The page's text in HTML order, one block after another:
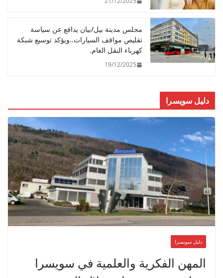
مجلس مدينة بيل/بيان يدافع عن سياسة
تقليص مواقف السيارات..ويؤكد توسيع شبكة
كهرباء النقل العام.
19/12/2025
دليل سويسرا
دليل سويسرا
المهن الفكرية والعلمية في سويسرا